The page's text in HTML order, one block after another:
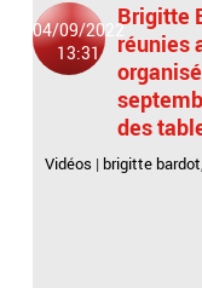
04/09/2022
13:31
Brigitte
réunies
des
Vidéos | brigitte bardot